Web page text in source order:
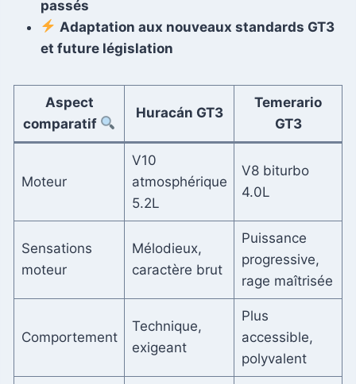
passés
Adaptation aux nouveaux standards GT3
et future législation
Aspect
comparatif
Huracán GT3
Temerario
GT3
Moteur
V10
atmosphérique
5.2L
V8 biturbo
4.0L
Sensations
moteur
Mélodieux,
caractère brut
Puissance
progressive,
rage maîtrisée
Comportement
Technique,
exigeant
Plus
accessible,
polyvalent